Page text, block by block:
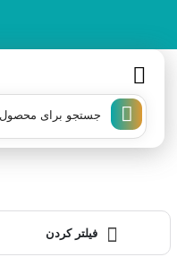
فیلتر کردن